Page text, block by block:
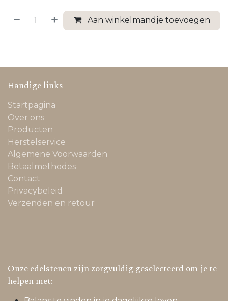
Aan winkelmandje toevoegen
Handige links
Startpagina
Over ons
Producten
Herstelservice
Algemene Voorwaarden
Betaalmethodes
Contact
Privacybeleid
Verzenden en retour
Onze edelstenen zijn zorgvuldig geselecteerd om je te
helpen met: